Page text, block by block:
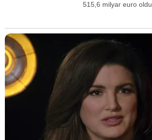
515,6 milyar euro oldu.